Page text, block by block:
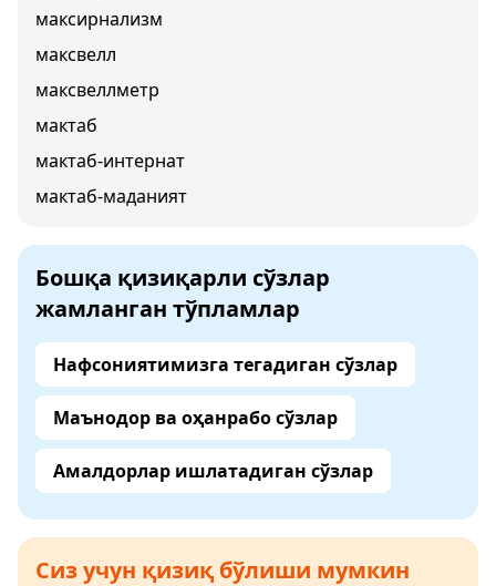
максирнализм
максвелл
максвеллметр
мактаб
мактаб-интернат
мактаб-маданият
Бошқа қизиқарли сўзлар
жамланган тўпламлар
Нафсониятимизга тегадиган сўзлар
Маънодор ва оҳанрабо сўзлар
Амалдорлар ишлатадиган сўзлар
Сиз учун қизиқ бўлиши мумкин